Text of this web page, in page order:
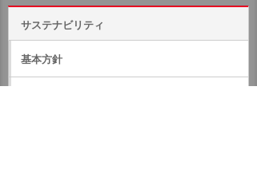
サステナビリティ
基本方針